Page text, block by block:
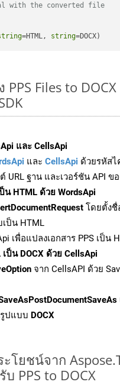
with the converted file
=HTML, string=DOCX)
PPS Files to
และ CellsApi
และ CellsApi ด้วยรหัสไ
URL ฐาน และเวอร์ชัน API ข
น HTML ด้วย WordsApi
โดยตั้งชื่
ป็น HTML
เพื่อแปลงเอกสาร PPS เป็น
ป็น DOCX ด้วย CellsApi
จาก CellsAPI ด้วย
รูปแบบ DOCX
โยชน์จาก
บ PPS to DOCX